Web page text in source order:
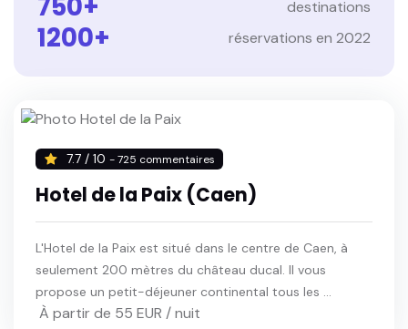
destinations
1200+ réservations en 2022
7.7 / 10 - 725 commentaires
Hotel de la Paix (Caen)
L'Hotel de la Paix est situé dans le centre de Caen, à
seulement 200 mètres du château ducal. Il vous
propose un petit-déjeuner continental tous les ...
À partir de 55 EUR / nuit